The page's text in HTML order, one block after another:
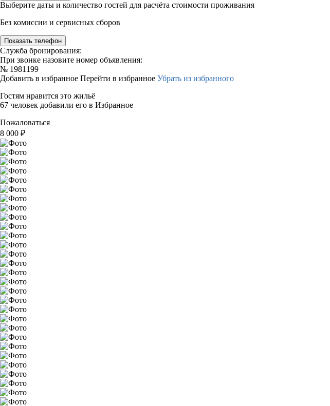
Выберите даты и количество гостей для расчёта стоимости проживания
Без комиссии и сервисных сборов
Показать телефон
Служба бронирования:
При звонке назовите номер объявления:
№ 1981199
Добавить в избранное Перейти в избранное Убрать из избранного
Гостям нравится это жильё
67 человек добавили его в Избранное
Пожаловаться
8 000 ₽